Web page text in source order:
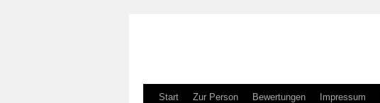
Zum
Start Zur Person Bewertungen Impressum